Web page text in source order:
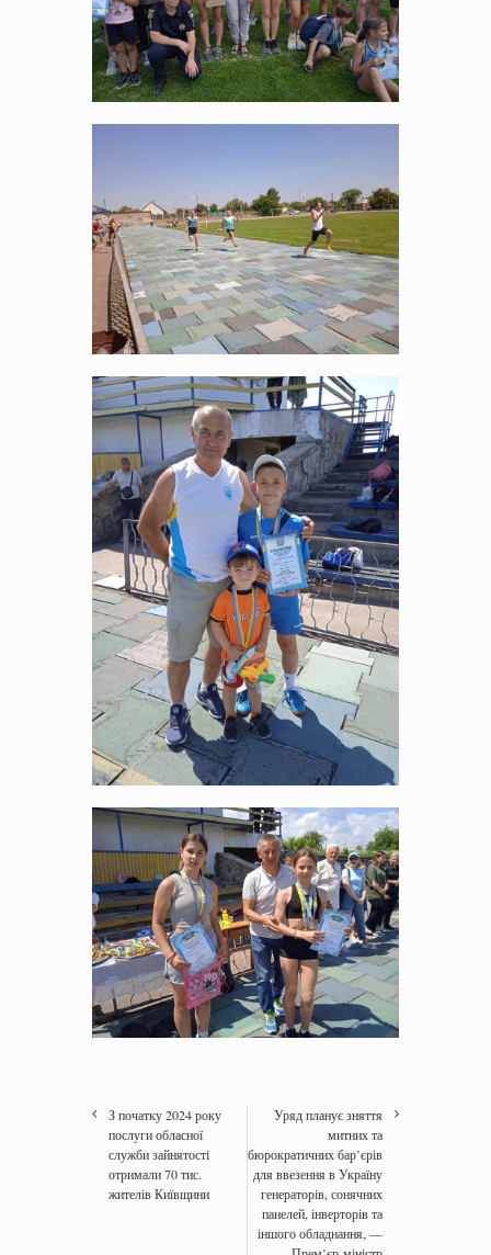
З початку 2024 року
послуги обласної
служби зайнятості
отримали 70 тис.
жителів Київщини
Уряд планує зняття
митних та
бюрократичних бар’єрів
для ввезення в Україну
генераторів, сонячних
панелей, інверторів та
іншого обладнання, —